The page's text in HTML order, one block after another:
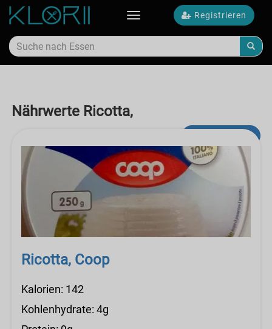
Registrieren
Toggle
Nährwerte Ricotta,
Ricotta, Coop
Kalorien: 142
Kohlenhydrate: 4g